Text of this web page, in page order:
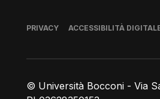
© Università Bocconi - Via
Piè di pagina
PRIVACY ACCESSIBILITÀ